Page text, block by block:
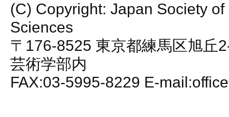
(C) Copyright: Japan Society of
Sciences
〒176-8525 東京都練馬区旭丘
芸術学部内
FAX:03-5995-8229 E-